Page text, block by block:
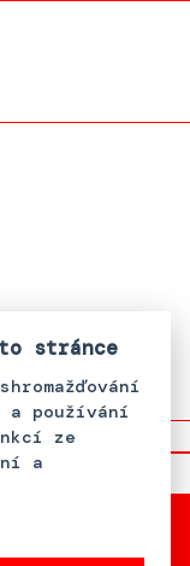
stránce
a používání
ze
a